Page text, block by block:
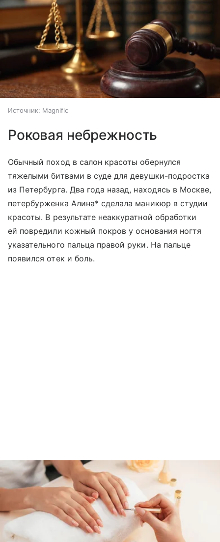
Источник: Magnific
Роковая небрежность
Обычный поход в салон красоты обернулся
тяжелыми битвами в суде для девушки-подростка
из Петербурга. Два года назад, находясь в Москве,
петербурженка Алина* сделала маникюр в студии
красоты. В результате неаккуратной обработки
ей повредили кожный покров у основания ногтя
указательного пальца правой руки. На пальце
появился отек и боль.